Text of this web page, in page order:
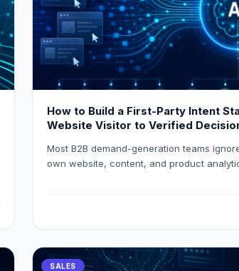
How to Build a First-Party Intent
Website Visitor to Verified
Most B2B demand-generation teams
own website, content, and product
SALES